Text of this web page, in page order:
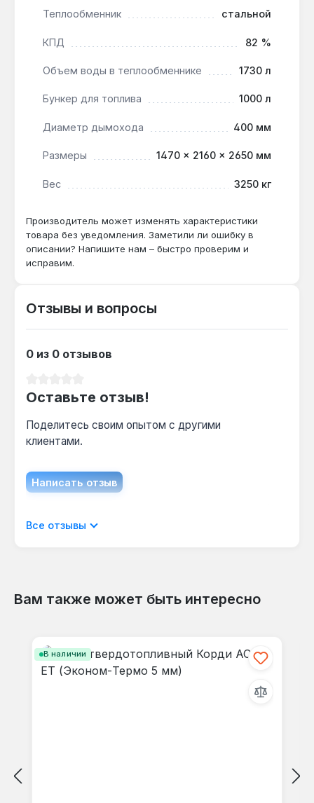
доставка по Украине.
дымоход диаметром 400 мм для
Можно ли использовать только уголь без
дрова в ручном режиме, но автоматика
R.Control 890 управляет только пеллетным
режимом.
Как часто нужно чистить теплообменник?
еженедельно, из-за большего количества
Теплообменник стальной
КПД 82 %
Объем воды в теплообменнике 1730 л
Бункер для топлива 1000 л
Диаметр дымохода 400 мм
Размеры 1470 × 2160 × 2650 мм
Вес 3250 кг
Производитель может изменять характеристики
товара без уведомления. Заметили ли ошибку в
описании? Напишите нам – быстро проверим и
исправим.
Отзывы и вопросы
0 из 0 отзывов
Оставьте отзыв!
Поделитесь своим опытом с другими
клиентами.
Написать отзыв
Отображать отзывы только на текущем
Все отзывы
Вам также может быть интересно
В наличии